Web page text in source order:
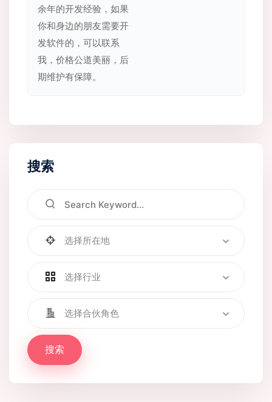
余年的开发经验，如果
你和身边的朋友需要开
发软件的，可以联系
我，价格公道美丽，后
期维护有保障。
搜索
选择所在地
选择行业
选择合伙角色
搜索